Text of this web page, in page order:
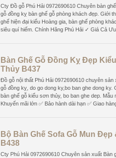
Cty Đồ gỗ Phú Hải 0972690610 Chuyên bàn
gỗ đồng kỵ bàn ghế gỗ phòng khách đẹp. Giới
ghế hiện đại kiểu Hoàng gia, bàn ghế phòng
siêu quí hiếm. Chính Hãng Phú Hải ✓ Giá Cả
Bàn Ghế Gỗ Đồng Kỵ Đẹp
Thủy B437
Đồ gỗ nội thất Phú Hải 0972690610 chuyên sản
gỗ đồng kỵ, do go dong ky,bo ban ghe dong ky.
bàn ghế gỗ kiểu sơn thủy, bo ban ghe dep. Mẫu
Khuyến mãi lớn ✅ Bảo hành dài hạn ✅ Giao
Bộ Bàn Ghế Sofa Gỗ Mun Đẹp
B438
Cty Phú Hải 0972690610 Chuyên sản xuất Bàn